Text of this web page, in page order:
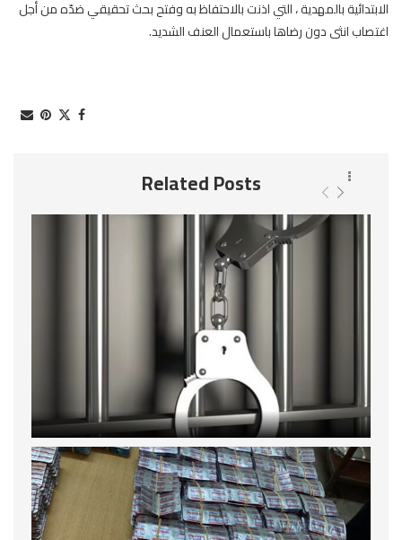
الابتدائية بالمهدية ، التي اذنت بالاحتفاظ به وفتح بحث تحقيقي ضدّه من أجل
اغتصاب انثى دون رضاها باستعمال العنف الشديد.
Related Posts